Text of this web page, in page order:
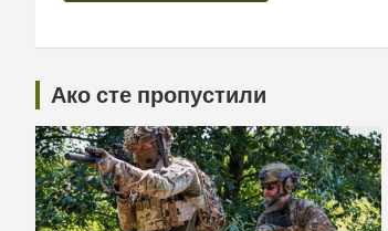
Ако сте пропустили